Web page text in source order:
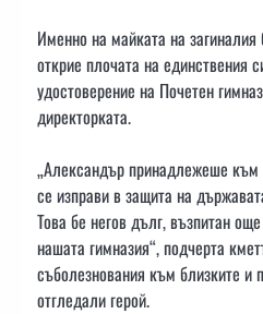
Именно на майката на загиналия
открие плочата на единствения
удостоверение на Почетен
директорката.
„Александър принадлежеше към
се изправи в защита на
Това бе негов дълг, възпитан
нашата гимназия“, подчерта
съболезнования към близките и
отгледали герой.